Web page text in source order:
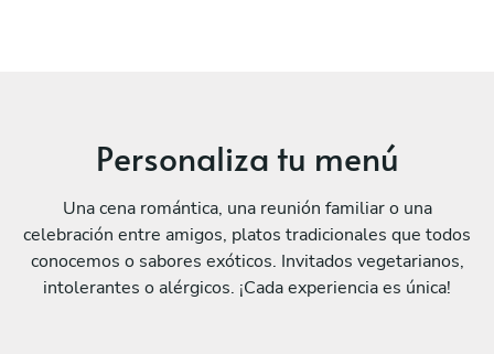
Personaliza tu menú
Una cena romántica, una reunión familiar o una
celebración entre amigos, platos tradicionales que todos
conocemos o sabores exóticos. Invitados vegetarianos,
intolerantes o alérgicos. ¡Cada experiencia es única!